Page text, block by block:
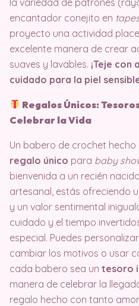
encantador conejito en
proyecto una actividad
excelente manera de crear
suaves y lavables. ¡Teje con
cuidado para la piel
Regalos Únicos:
Celebrar la Vida
Un babero de crochet hecho
regalo único para baby
bienvenida a un recién
artesanal, estás ofreciendo
y un valor sentimental
cuidado y el tiempo
especial. Puedes
cambiar los motivos o usar
cada babero sea un tesoro
manera de celebrar la
regalo hecho con tanto